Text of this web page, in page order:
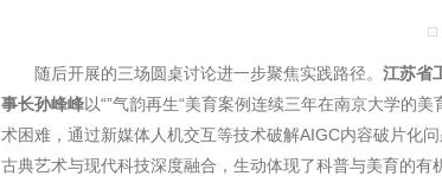
随后开展的三场圆桌讨论进一步聚焦实践路径。 江苏省
事长孙峰峰以“”气韵再生“美育案例连续三年在南京大学的美
术困难，通过新媒体人机交互等技术破解AIGC内容破片化
古典艺术与现代科技深度融合，生动体现了科普与美育的有